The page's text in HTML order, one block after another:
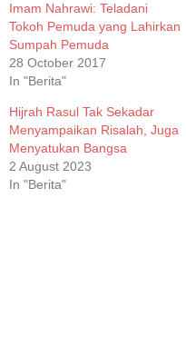
Imam Nahrawi: Teladani
Tokoh Pemuda yang Lahirkan
Sumpah Pemuda
28 October 2017
In "Berita"
Hijrah Rasul Tak Sekadar
Menyampaikan Risalah, Juga
Menyatukan Bangsa
2 August 2023
In "Berita"